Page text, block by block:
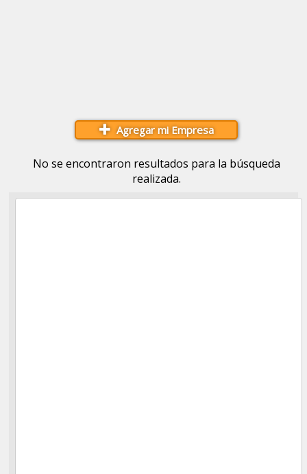
Agregar mi Empresa
No se encontraron resultados para la búsqueda
realizada.